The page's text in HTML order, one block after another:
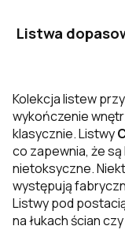
Listwa
Kolekcja listew
wykończenie
klasycznie. Listwy
co zapewnia, że
nietoksyczne.
występują
Listwy pod
na łukach ścian